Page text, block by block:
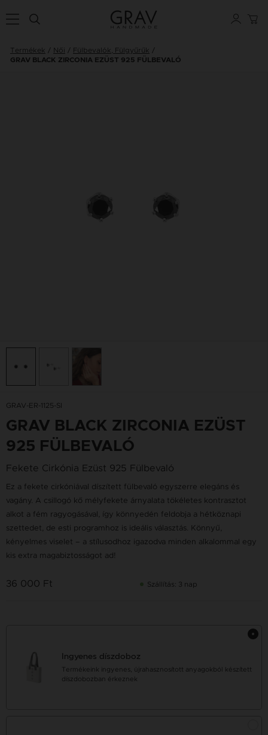
Termékek Női Fülbevalók, Fülgyűrűk
GRAV BLACK ZIRCONIA EZÜST 925 FÜLBEVALÓ
GRAV-ER-1125-SI
GRAV BLACK ZIRCONIA EZÜST
925 FÜLBEVALÓ
Fekete Cirkónia Ezüst 925 Fülbevaló
Ez a fekete cirkóniával díszített fülbevaló egyszerre elegáns és
vagány. A csillogó kő mélyfekete árnyalata tökéletes kontrasztot
alkot a fém ragyogásával, így könnyedén feldobja a hétköznapi
szettedet, de esti programhoz is ideális választás. Könnyű,
kényelmes viselet – a stílusodhoz igazodva minden alkalommal egy
kis extra magabiztosságot ad!
36 000 Ft Szállítás: 3 nap
Ingyenes díszdoboz
Termékeink ingyenes, újrahasznosított anyagokból készített
díszdobozban érkeznek